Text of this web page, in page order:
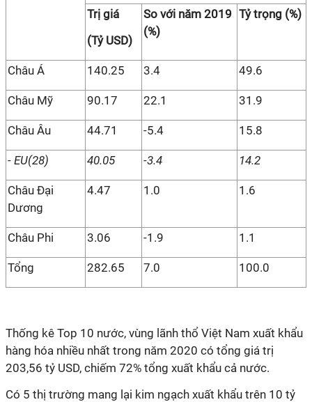
Trị giá
(Tỷ USD)
So với năm 2019
(%)
Tỷ trọng (%)
Châu Á 140.25 3.4 49.6
Châu Mỹ 90.17 22.1 31.9
Châu Âu 44.71 -5.4 15.8
- EU(28) 40.05 -3.4 14.2
Châu Đại
Dương
4.47 1.0 1.6
Châu Phi 3.06 -1.9 1.1
Tổng 282.65 7.0 100.0
Thống kê Top 10 nước, vùng lãnh thổ Việt Nam xuất khẩu
hàng hóa nhiều nhất trong năm 2020 có tổng giá trị
203,56 tỷ USD, chiếm 72% tổng xuất khẩu cả nước.
Có 5 thị trường mang lại kim ngạch xuất khẩu trên 10 tỷ